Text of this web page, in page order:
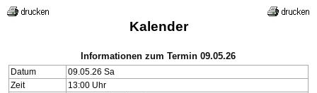
Kalender
Informationen zum Termin 09.05.26
Datum
09.05.26 Sa
Zeit
13:00 Uhr